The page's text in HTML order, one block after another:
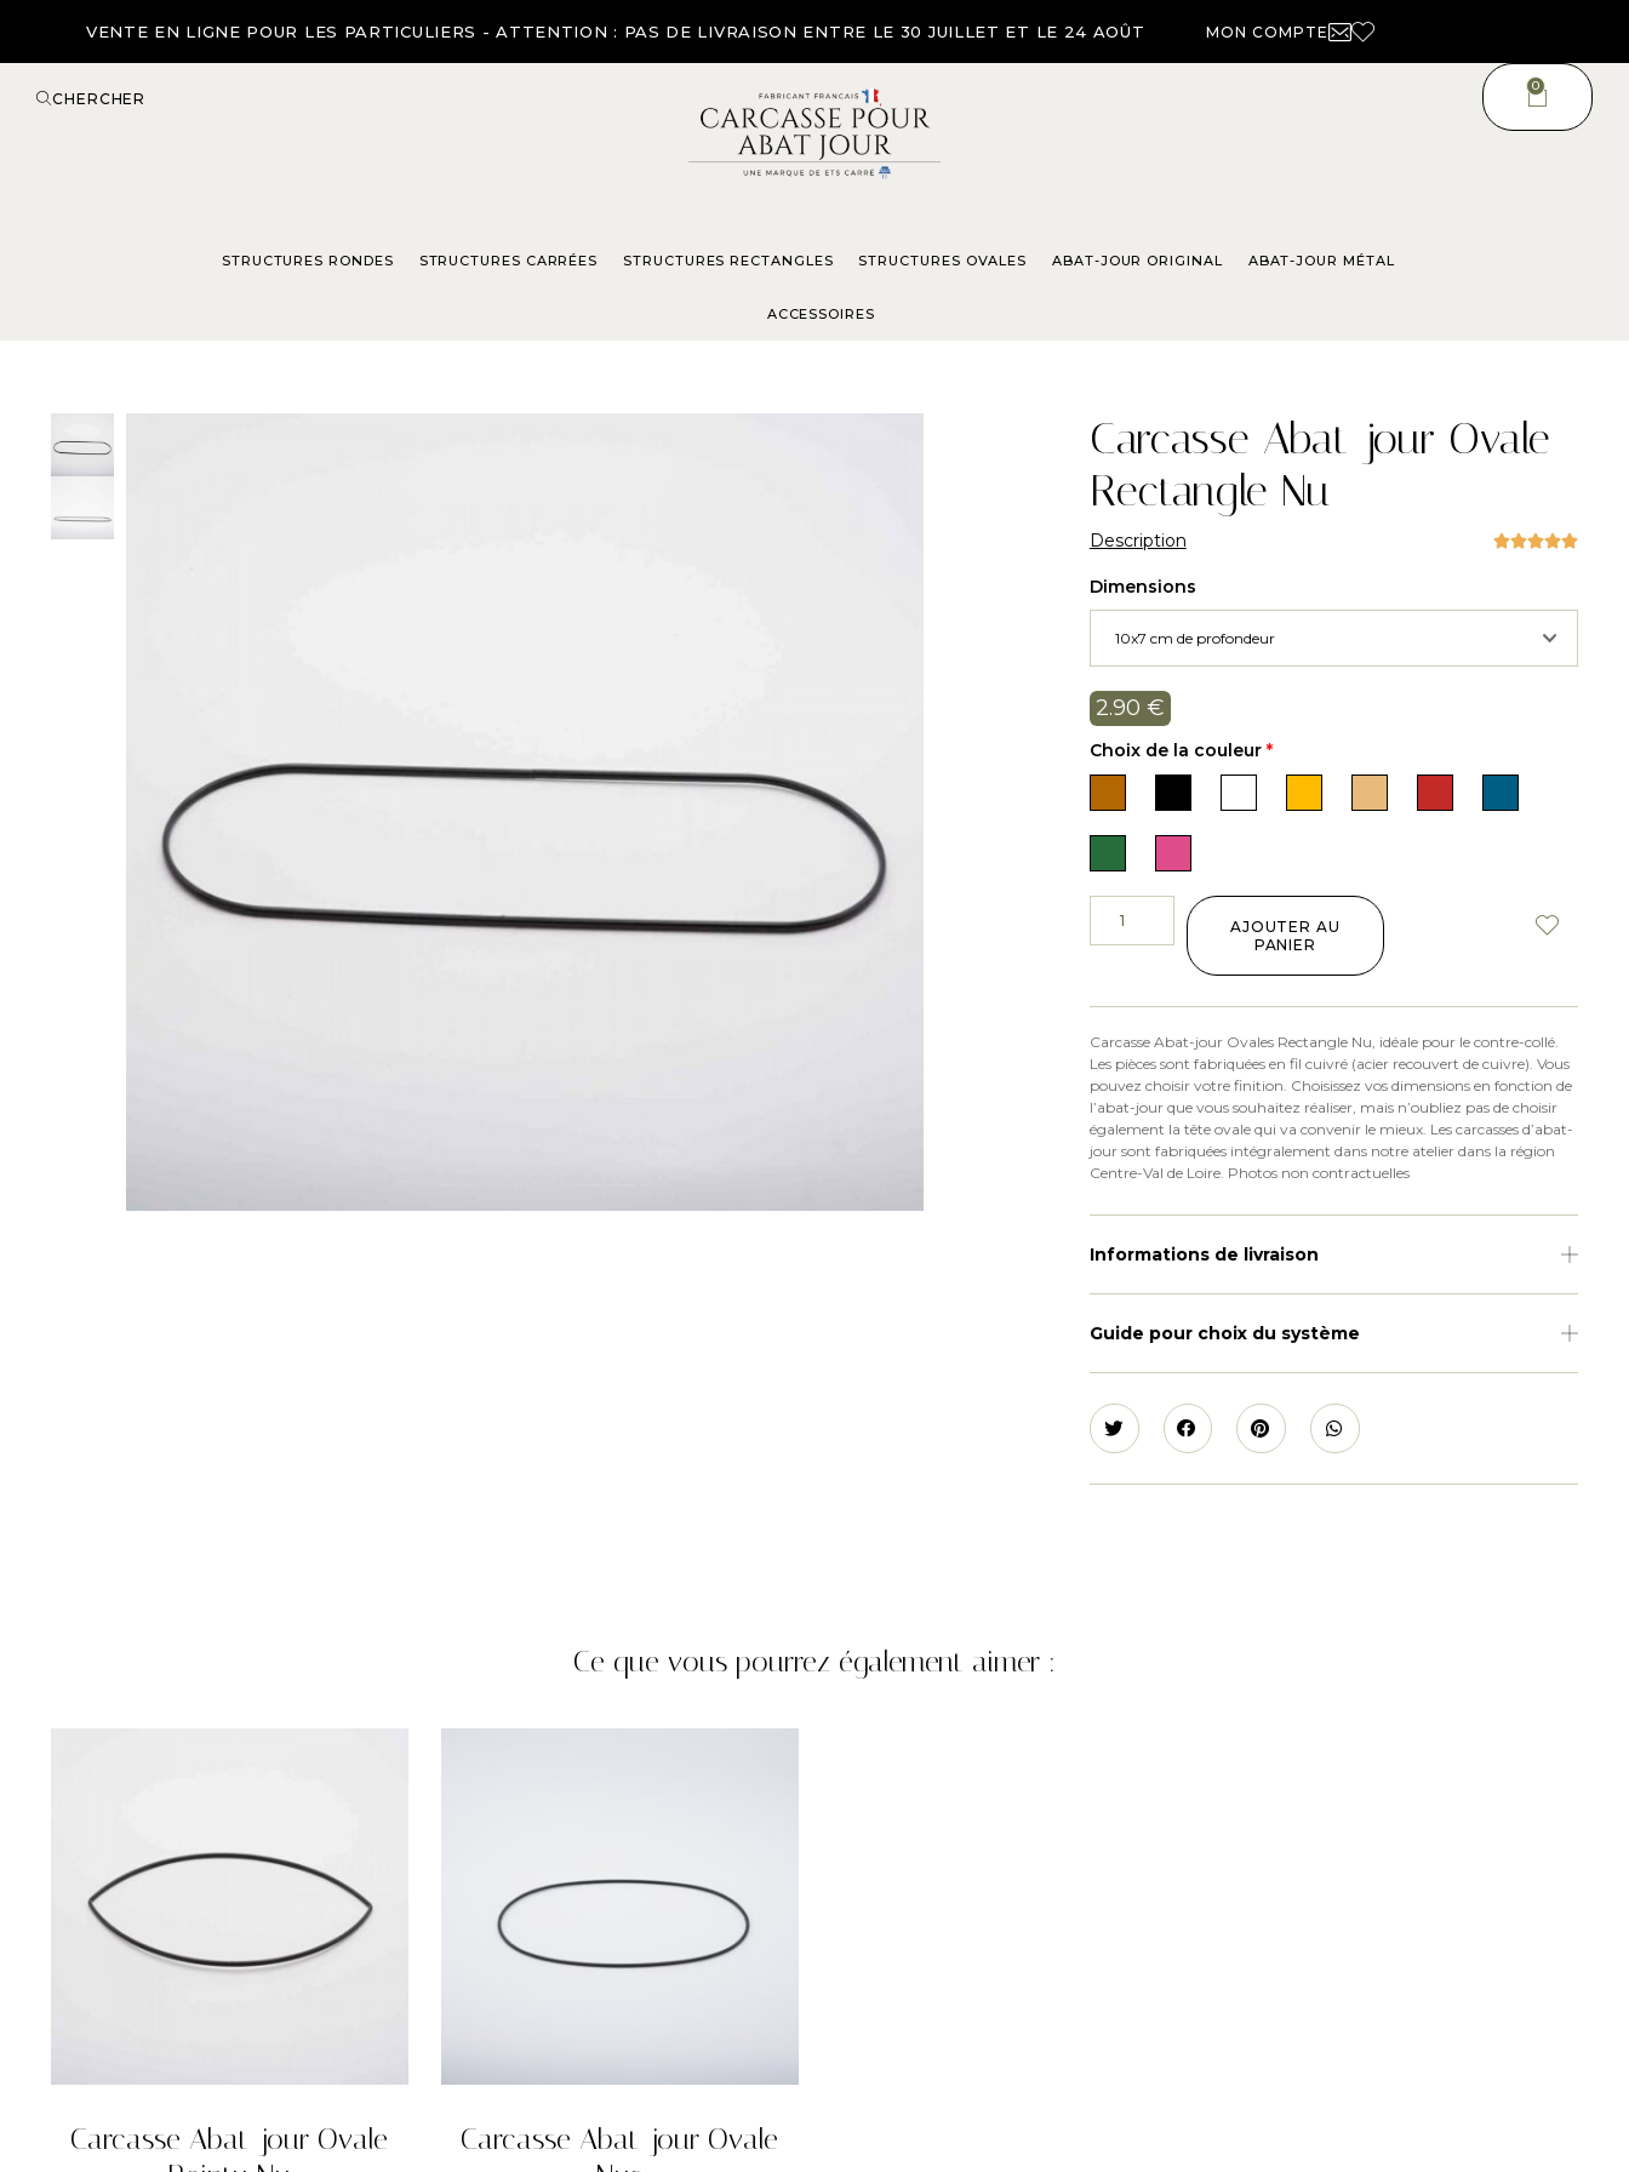
VENTE EN LIGNE POUR LES PARTICULIERS - ATTENTION : PAS DE LIVRAISON ENTRE LE 30 JUILLET ET LE 24 AOÛT MON COMPTE
CHERCHER
STRUCTURES RONDES STRUCTURES CARRÉES STRUCTURES RECTANGLES STRUCTURES OVALES ABAT-JOUR ORIGINAL ABAT-JOUR MÉTAL
ACCESSOIRES
0
Carcasse Abat-jour Ovale
Rectangle Nu
Description 
Dimensions
2.90 €
Choix de la couleur *
AJOUTER AU
PANIER
Carcasse Abat-jour Ovales Rectangle Nu, idéale pour le contre-collé.
Les pièces sont fabriquées en fil cuivré (acier recouvert de cuivre). Vous
pouvez choisir votre finition. Choisissez vos dimensions en fonction de
l’abat-jour que vous souhaitez réaliser, mais n’oubliez pas de choisir
également la tête ovale qui va convenir le mieux. Les carcasses d’abat-
jour sont fabriquées intégralement dans notre atelier dans la région
Centre-Val de Loire. Photos non contractuelles
Informations de livraison
Guide pour choix du système
Ce que vous pourrez également aimer :
Carcasse Abat-jour Ovale
Carcasse Abat-jour Ovale